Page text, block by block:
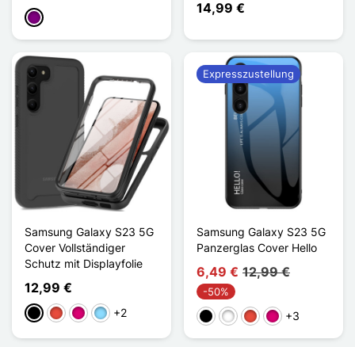
Violett
14,99 €
Samsung Galaxy S23 5G
Cover Vollständiger
Schutz mit Displayfolie
12,99 €
Schwarz
Rot Magenta
Hellblau
+2
Samsung Galaxy S23 5G
Panzerglas Cover Hello
6,49 € 12,99 €
-50%
Schwarz
WeißRot Magenta
+3
Expresszustellung